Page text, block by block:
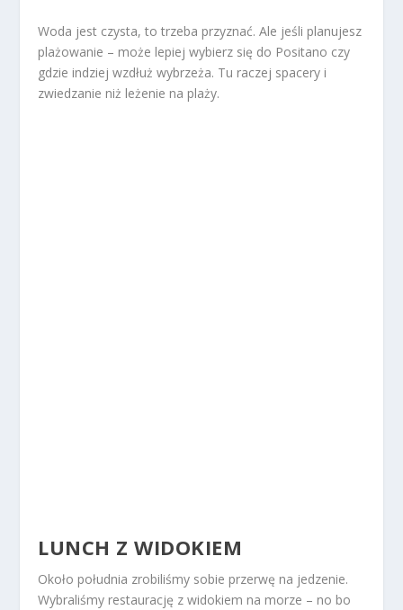
Woda jest czysta, to trzeba przyznać. Ale jeśli planujesz
plażowanie – może lepiej wybierz się do Positano czy
gdzie indziej wzdłuż wybrzeża. Tu raczej spacery i
zwiedzanie niż leżenie na plaży.
LUNCH Z WIDOKIEM
Około południa zrobiliśmy sobie przerwę na jedzenie.
Wybraliśmy restaurację z widokiem na morze – no bo